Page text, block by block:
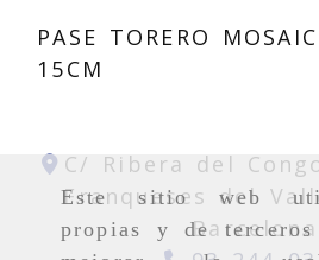
Este sitio web
propias y de
PASE TORERO
15CM
C/ Ribera del
Franqueses del
Barcelona